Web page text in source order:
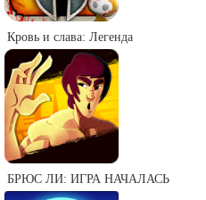
Кровь и слава: Легенда
БРЮС ЛИ: ИГРА НАЧАЛАСЬ